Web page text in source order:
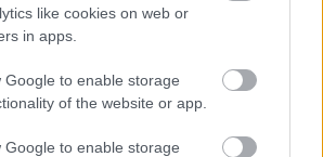
like cookies on web or
in apps.
Google to enable storage
of the website or app.
Google to enable storage